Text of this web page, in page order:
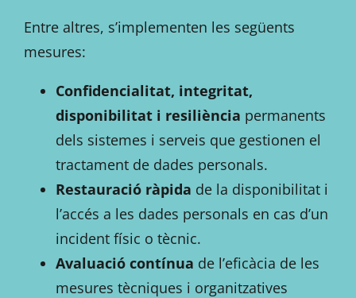
Entre altres, s’implementen les següents
mesures:
Confidencialitat, integritat,
disponibilitat i resiliència permanents
dels sistemes i serveis que gestionen el
tractament de dades personals.
Restauració ràpida de la disponibilitat i
l’accés a les dades personals en cas d’un
incident físic o tècnic.
Avaluació contínua de l’eficàcia de les
mesures tècniques i organitzatives